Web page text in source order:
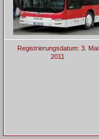
Registrierungsdatum: 3. Mai
2011